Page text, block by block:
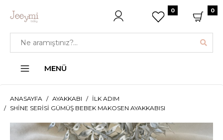
0 0
MENÜ
ANASAYFA AYAKKABI
İLK ADIM
SHINE SERISI GÜMÜŞ BEBEK MAKOSEN AYAKKABISI